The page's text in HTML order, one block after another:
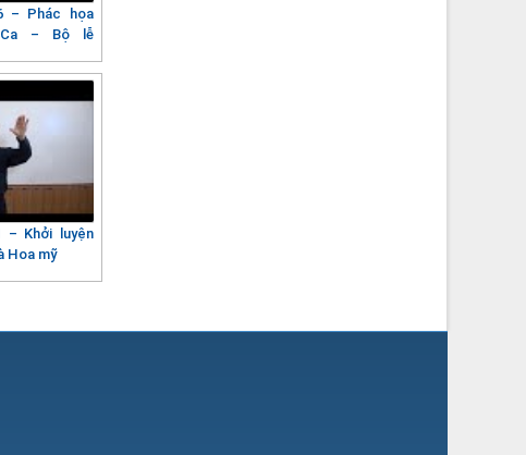
– Phác họa
– Bộ lễ
– Khởi luyện
Hoa mỹ